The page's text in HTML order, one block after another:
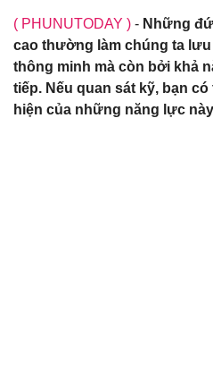
( PHUNUTODAY ) - Những
cao thường làm chúng ta
thông minh mà còn bởi khả
tiếp. Nếu quan sát kỹ, bạn
hiện của những năng lực